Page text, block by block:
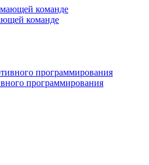
команде
программирования